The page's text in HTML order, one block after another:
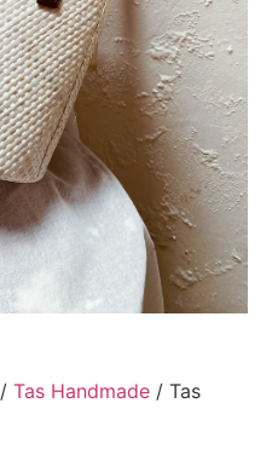
/ Tas Handmade / Tas